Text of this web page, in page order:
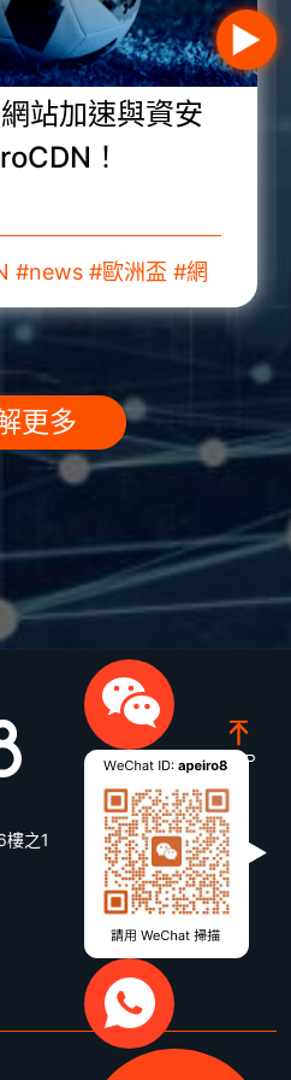
站加速與資安
！
#news #歐洲盃 #網
更多
樓之1